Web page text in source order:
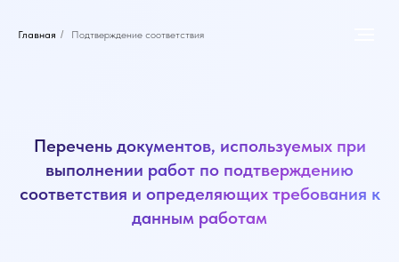
Главная / Подтверждение соответствия
Перечень документов, используемых при
выполнении работ по подтверждению
соответствия и определяющих требования к
данным работам